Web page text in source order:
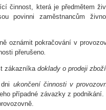
činnost, která je předmětem
povinni zaměstnancům
oznámit pokračování v
přerušeno
zákazníka doklady o prodeji zboží
ukončení činnosti v
případné závazky z